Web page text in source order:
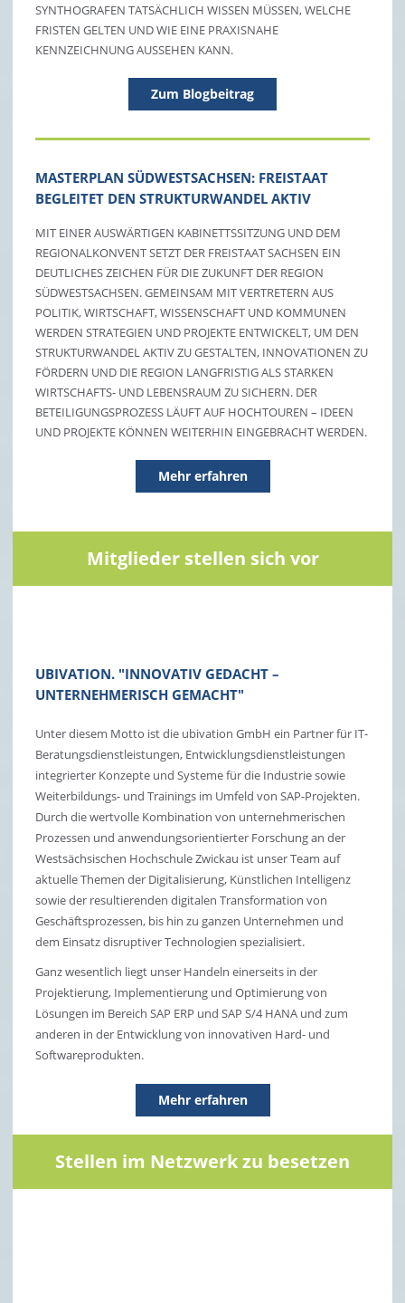
SYNTHOGRAFEN TATSÄCHLICH WISSEN MÜSSEN, WELCHE
FRISTEN GELTEN UND WIE EINE PRAXISNAHE
KENNZEICHNUNG AUSSEHEN KANN.
Zum Blogbeitrag
MASTERPLAN SÜDWESTSACHSEN: FREISTAAT
BEGLEITET DEN STRUKTURWANDEL AKTIV
MIT EINER AUSWÄRTIGEN KABINETTSSITZUNG UND DEM
REGIONALKONVENT SETZT DER FREISTAAT SACHSEN EIN
DEUTLICHES ZEICHEN FÜR DIE ZUKUNFT DER REGION
SÜDWESTSACHSEN. GEMEINSAM MIT VERTRETERN AUS
POLITIK, WIRTSCHAFT, WISSENSCHAFT UND KOMMUNEN
WERDEN STRATEGIEN UND PROJEKTE ENTWICKELT, UM DEN
STRUKTURWANDEL AKTIV ZU GESTALTEN, INNOVATIONEN ZU
FÖRDERN UND DIE REGION LANGFRISTIG ALS STARKEN
WIRTSCHAFTS- UND LEBENSRAUM ZU SICHERN. DER
BETEILIGUNGSPROZESS LÄUFT AUF HOCHTOUREN – IDEEN
UND PROJEKTE KÖNNEN WEITERHIN EINGEBRACHT WERDEN.
Mehr erfahren
Mitglieder stellen sich vor
UBIVATION. "INNOVATIV GEDACHT –
UNTERNEHMERISCH GEMACHT"
Unter diesem Motto ist die ubivation GmbH ein Partner für IT-
Beratungsdienstleistungen, Entwicklungsdienstleistungen
integrierter Konzepte und Systeme für die Industrie sowie
Weiterbildungs- und Trainings im Umfeld von SAP-Projekten.
Durch die wertvolle Kombination von unternehmerischen
Prozessen und anwendungsorientierter Forschung an der
Westsächsischen Hochschule Zwickau ist unser Team auf
aktuelle Themen der Digitalisierung, Künstlichen Intelligenz
sowie der resultierenden digitalen Transformation von
Geschäftsprozessen, bis hin zu ganzen Unternehmen und
dem Einsatz disruptiver Technologien spezialisiert.
Ganz wesentlich liegt unser Handeln einerseits in der
Projektierung, Implementierung und Optimierung von
Lösungen im Bereich SAP ERP und SAP S/4 HANA und zum
anderen in der Entwicklung von innovativen Hard- und
Softwareprodukten.
Mehr erfahren
Stellen im Netzwerk zu besetzen